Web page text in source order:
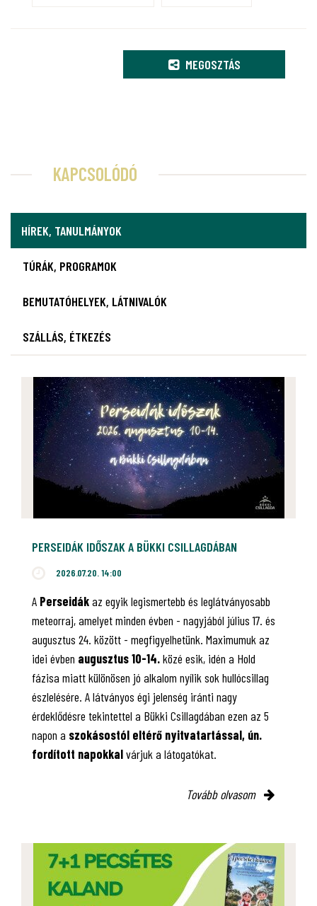
MEGOSZTÁS
KAPCSOLÓDÓ
HÍREK, TANULMÁNYOK
TÚRÁK, PROGRAMOK
BEMUTATÓHELYEK, LÁTNIVALÓK
SZÁLLÁS, ÉTKEZÉS
PERSEIDÁK IDŐSZAK A BÜKKI CSILLAGDÁBAN
2026.07.20. 14:00
A Perseidákaz egyik legismertebb és leglátványosabb
meteorraj, amelyet minden évben - nagyjából július 17. és
augusztus 24. között - megfigyelhetünk. Maximumuk az
idei évben augusztus 10-14.közé esik, idén a Hold
fázisa miatt különösen jó alkalom nyílik sok hullócsillag
észlelésére. A látványos égi jelenség iránti nagy
érdeklődésre tekintettel a Bükki Csillagdában ezen az 5
napon a szokásostól eltérő nyitvatartással, ún.
fordított napokkalvárjuk a látogatókat.
Tovább olvasom